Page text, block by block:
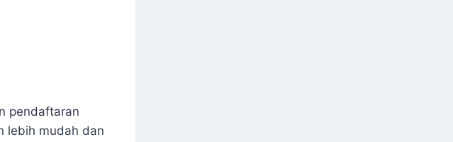
pendaftaran
lebih mudah dan